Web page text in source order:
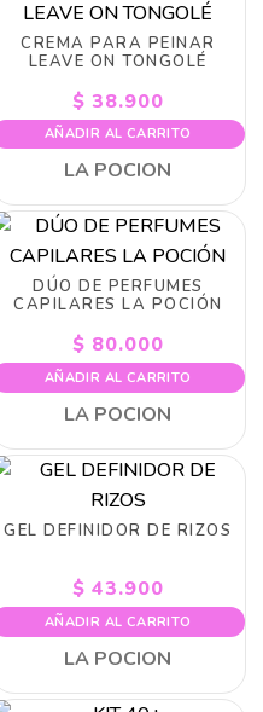
CREMA PARA PEINAR
LEAVE ON TONGOLÉ
$ 38.900
AÑADIR AL CARRITO
LA POCION
DÚO DE PERFUMES
CAPILARES LA POCIÓN
$ 80.000
AÑADIR AL CARRITO
LA POCION
GEL DEFINIDOR DE RIZOS
$ 43.900
AÑADIR AL CARRITO
LA POCION